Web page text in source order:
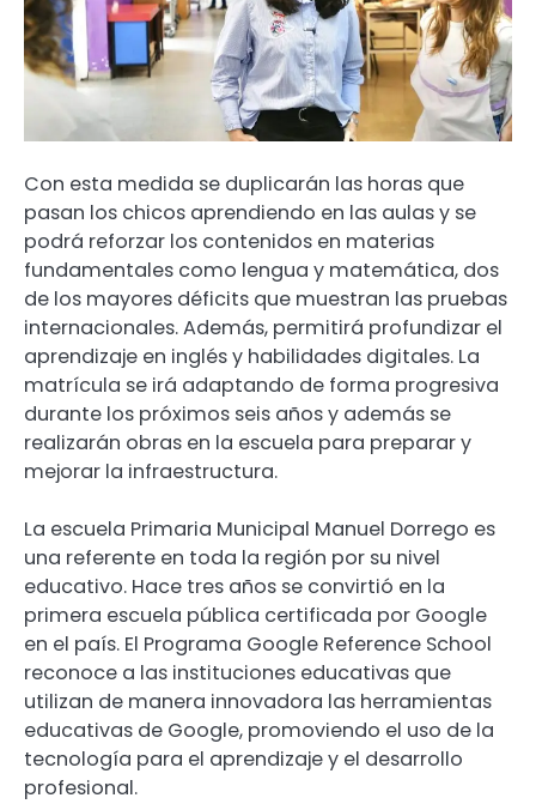
Con esta medida se duplicarán las horas que
pasan los chicos aprendiendo en las aulas y se
podrá reforzar los contenidos en materias
fundamentales como lengua y matemática, dos
de los mayores déficits que muestran las pruebas
internacionales. Además, permitirá profundizar el
aprendizaje en inglés y habilidades digitales. La
matrícula se irá adaptando de forma progresiva
durante los próximos seis años y además se
realizarán obras en la escuela para preparar y
mejorar la infraestructura.
La escuela Primaria Municipal Manuel Dorrego es
una referente en toda la región por su nivel
educativo. Hace tres años se convirtió en la
primera escuela pública certificada por Google
en el país. El Programa Google Reference School
reconoce a las instituciones educativas que
utilizan de manera innovadora las herramientas
educativas de Google, promoviendo el uso de la
tecnología para el aprendizaje y el desarrollo
profesional.